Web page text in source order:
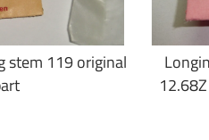
stem 119 original